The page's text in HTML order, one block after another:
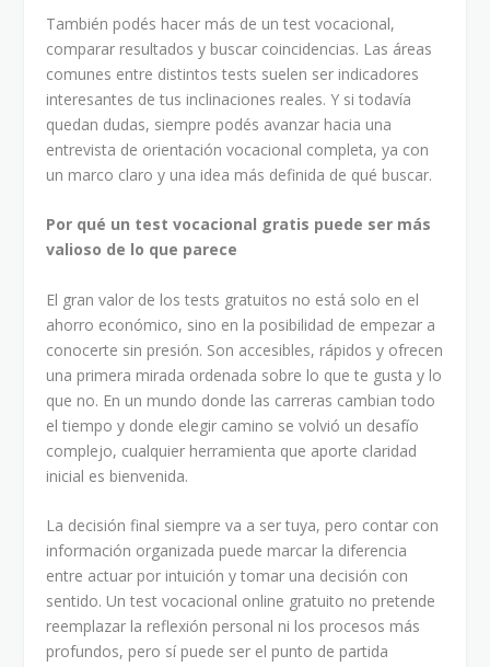
También podés hacer más de un test vocacional,
comparar resultados y buscar coincidencias. Las áreas
comunes entre distintos tests suelen ser indicadores
interesantes de tus inclinaciones reales. Y si todavía
quedan dudas, siempre podés avanzar hacia una
entrevista de orientación vocacional completa, ya con
un marco claro y una idea más definida de qué buscar.
Por qué un test vocacional gratis puede ser más
valioso de lo que parece
El gran valor de los tests gratuitos no está solo en el
ahorro económico, sino en la posibilidad de empezar a
conocerte sin presión. Son accesibles, rápidos y ofrecen
una primera mirada ordenada sobre lo que te gusta y lo
que no. En un mundo donde las carreras cambian todo
el tiempo y donde elegir camino se volvió un desafío
complejo, cualquier herramienta que aporte claridad
inicial es bienvenida.
La decisión final siempre va a ser tuya, pero contar con
información organizada puede marcar la diferencia
entre actuar por intuición y tomar una decisión con
sentido. Un test vocacional online gratuito no pretende
reemplazar la reflexión personal ni los procesos más
profundos, pero sí puede ser el punto de partida